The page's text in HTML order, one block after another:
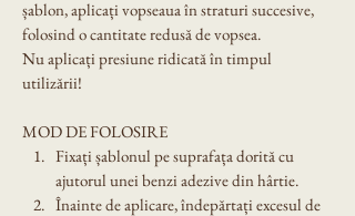
șablon, aplicați vopseaua în straturi succesive,
folosind o cantitate redusă de vopsea.
Nu aplicați presiune ridicată în timpul
utilizării!
MOD DE FOLOSIRE
Fixați șablonul pe suprafața dorită cu
ajutorul unei benzi adezive din hârtie.
Înainte de aplicare, îndepărtați excesul de